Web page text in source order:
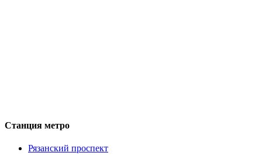
Станция метро
Рязанский проспект